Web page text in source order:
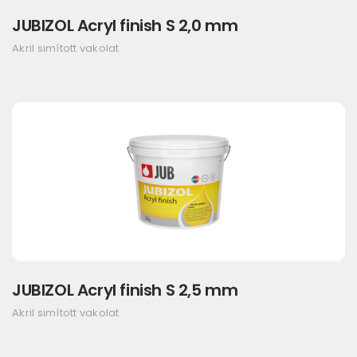
JUBIZOL Acryl finish S 2,0 mm
Akril simított vakolat
JUBIZOL Acryl finish S 2,5 mm
Akril simított vakolat